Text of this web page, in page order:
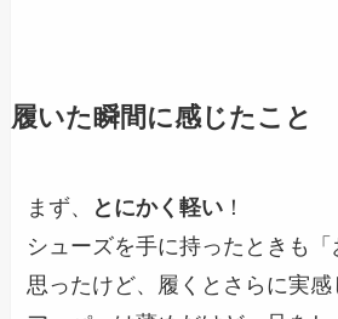
履いた瞬間に感じたこと
まず、 とにかく軽い ！
シューズを手に持ったときも「
思ったけど、履くとさらに実感